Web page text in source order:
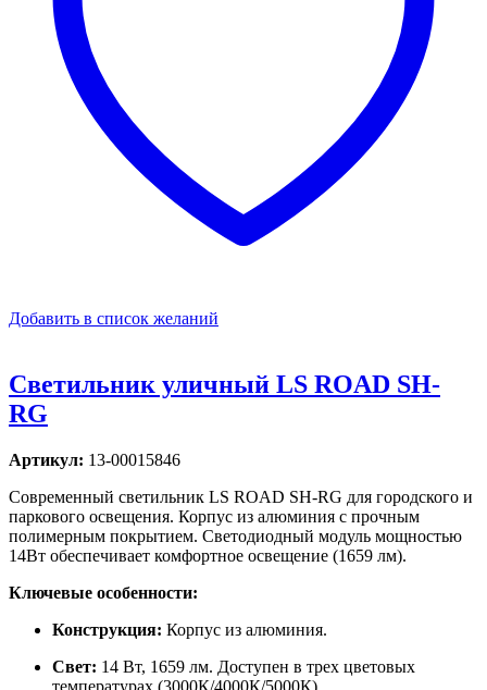
Добавить в список желаний
Светильник уличный LS ROAD SH-
RG
Артикул: 13-00015846
Современный светильник LS ROAD SH-RG для городского и
паркового освещения. Корпус из алюминия с прочным
полимерным покрытием. Светодиодный модуль мощностью
14Вт обеспечивает комфортное освещение (1659 лм).
Ключевые особенности:
Конструкция: Корпус из алюминия.
Свет: 14 Вт, 1659 лм. Доступен в трех цветовых
температурах (3000К/4000К/5000К).